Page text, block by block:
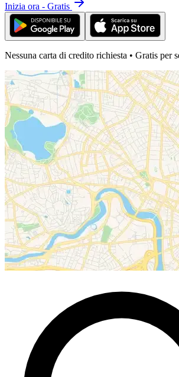
Inizia ora - Gratis
Nessuna carta di credito richiesta • Gratis per